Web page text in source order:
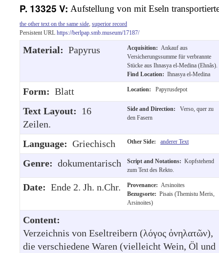
P. 13325 V: Aufstellung von mit Eseln
the other text on the same side superior record
Persistent URL https://berlpap.smb.museum/17187/
Material: Papyrus Acquisition: Ankauf aus
Versicherungssumme für verbrannte
Stücke aus Ihnasya el-Medina (Ehnâs).
Find Location: Ihnasya el-Medina
Form: Blatt Location: Papyrusdepot
Text Layout: 16
Zeilen.
Side and Direction:
Verso, quer zu
den Fasern
Language: Griechisch Other Side: anderer Text
Genre: dokumentarisch Script and Notations: Kopfstehend
zum Text des Rekto.
Date: Ende 2. Jh. n.Chr. Provenance: Arsinoites
Bezugsorte: Pisais (Themistu Meris,
Arsinoites)
Content:
Verzeichnis von Eseltreibern (λόγος ὀνηλατῶν),
die verschiedene Waren (vielleicht Wein, Öl und